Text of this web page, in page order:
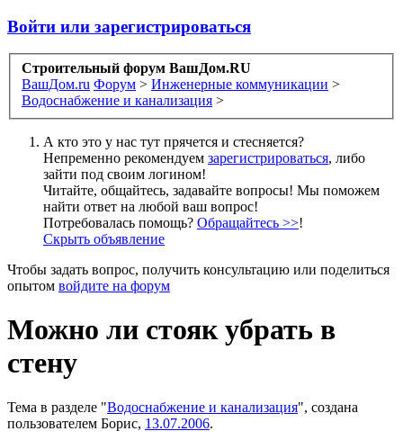
Войти или зарегистрироваться
Строительный форум ВашДом.RU
ВашДом.ru Форум > Инженерные коммуникации >
Водоснабжение и канализация >
А кто это у нас тут прячется и стесняется?
Непременно рекомендуем зарегистрироваться, либо
зайти под своим логином!
Читайте, общайтесь, задавайте вопросы! Мы поможем
найти ответ на любой ваш вопрос!
Потребовалась помощь? Обращайтесь >>!
Скрыть объявление
Чтобы задать вопрос, получить консультацию или поделиться
опытом войдите на форум
Можно ли стояк убрать в
стену
Тема в разделе "Водоснабжение и канализация", создана
пользователем Борис, 13.07.2006.